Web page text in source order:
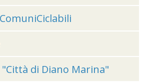
di Diano Marina"